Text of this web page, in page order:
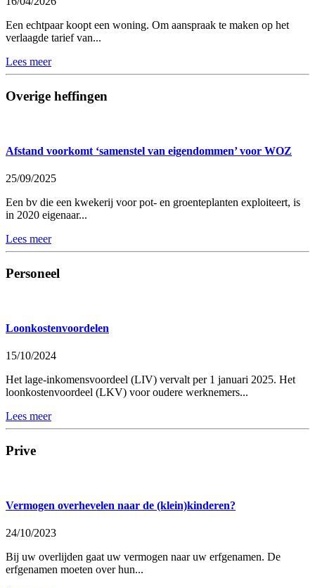
Een echtpaar koopt een woning. Om aanspraak te maken op het
verlaagde tarief van...
Lees meer
Overige heffingen
Afstand voorkomt ‘samenstel van eigendommen’ voor WOZ
25/09/2025
Een bv die een kwekerij voor pot- en groenteplanten exploiteert, is
in 2020 eigenaar...
Lees meer
Personeel
Loonkostenvoordelen
15/10/2024
Het lage-inkomensvoordeel (LIV) vervalt per 1 januari 2025. Het
loonkostenvoordeel (LKV) voor oudere werknemers...
Lees meer
Prive
Vermogen overhevelen naar de (klein)kinderen?
24/10/2023
Bij uw overlijden gaat uw vermogen naar uw erfgenamen. De
erfgenamen moeten over hun...